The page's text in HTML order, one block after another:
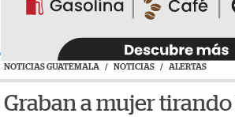
NOTICIAS GUATEMALA / NOTICIAS / ALERTAS
Graban a mujer